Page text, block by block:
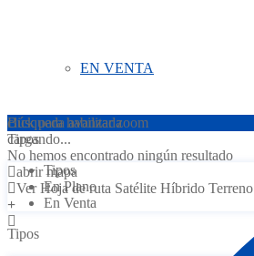
EN VENTA
click para habilitar zoom
cargando...
No hemos encontrado ningún resultado
abrir mapa
Ver Hoja de ruta Satélite Híbrido Terreno
Búsqueda avanzada
Tipos
Tipos
En Plano
En Venta
Tipos